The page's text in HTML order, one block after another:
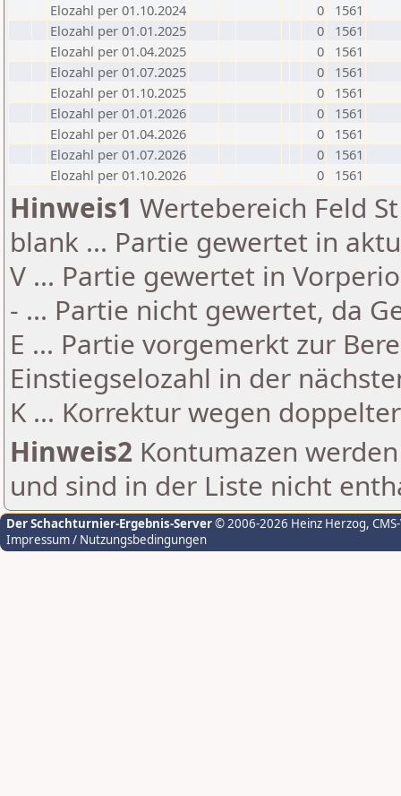
Elozahl per 01.10.2024
0
1561
Elozahl per 01.01.2025
0
1561
Elozahl per 01.04.2025
0
1561
Elozahl per 01.07.2025
0
1561
Elozahl per 01.10.2025
0
1561
Elozahl per 01.01.2026
0
1561
Elozahl per 01.04.2026
0
1561
Elozahl per 01.07.2026
0
1561
Elozahl per 01.10.2026
0 1561
Hinweis1 Wertebereich Feld
blank ... Partie gewertet in
V ... Partie gewertet in
- ... Partie nicht gewertet, da
E ... Partie vorgemerkt zur
Einstiegselozahl in der
K ... Korrektur wegen
Hinweis2 Kontumazen
und sind in der Liste nicht
Der Schachturnier-Ergebnis-Server© 2006-2026 Heinz Herzog,
Impressum / Nutzungsbedingungen